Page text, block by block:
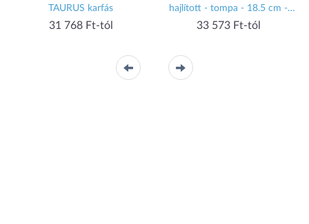
TAURUS karfás
31 768 Ft-tól
hajlított - tompa - 18.5 cm -
BH203R
33 573 Ft-tól